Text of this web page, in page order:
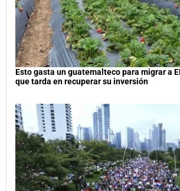
Esto gasta un guatemalteco para migrar a
que tarda en recuperar su inversión